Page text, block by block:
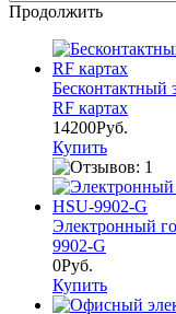
Продолжить
Бесконтактный
RF картах
14200Руб.
Купить
Электронный
9902-G
0Руб.
Купить